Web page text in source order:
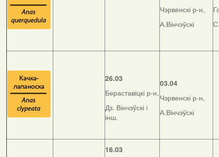
Чэрвенскі р-н,
А.Вінчэўскі
26.03
Бераставіцкі р-н,
Дз. Вінчэўскі і
інш.
03.04
Чэрвенскі р-н,
А.Вінчэўскі
16.03